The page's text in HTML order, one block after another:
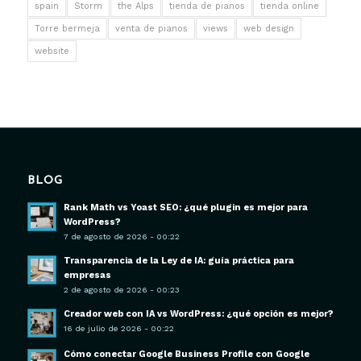
spain Storm the Alps tienda de pianos tienda online
Torre bermeja venta de pianos views web design
website
BLOG
Rank Math vs Yoast SEO: ¿qué plugin es mejor para
WordPress?
7 de agosto de 2026 - 00:22
Transparencia de la Ley de IA: guía práctica para
empresas
2 de agosto de 2026 - 00:23
Creador web con IA vs WordPress: ¿qué opción es mejor?
16 de julio de 2026 - 00:22
Cómo conectar Google Business Profile con Google